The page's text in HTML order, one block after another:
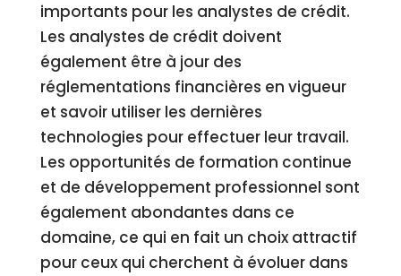
importants pour les analystes de crédit.
Les analystes de crédit doivent
également être à jour des
réglementations financières en vigueur
et savoir utiliser les dernières
technologies pour effectuer leur travail.
Les opportunités de formation continue
et de développement professionnel sont
également abondantes dans ce
domaine, ce qui en fait un choix attractif
pour ceux qui cherchent à évoluer dans